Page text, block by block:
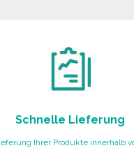
Schnelle Lieferung
Ihrer Produkte innerhalb